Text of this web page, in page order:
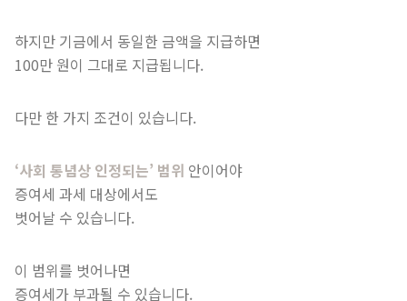
하지만 기금에서 동일한 금액을 지급하면
100만 원이 그대로 지급됩니다.
다만 한 가지 조건이 있습니다.
‘사회 통념상 인정되는’ 범위 안이어야
증여세 과세 대상에서도
벗어날 수 있습니다.
이 범위를 벗어나면
증여세가 부과될 수 있습니다.